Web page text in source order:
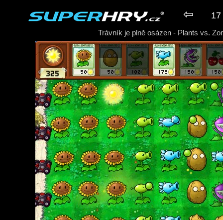
⇦
► Hra Plants vs. Zombies
Trávník je plně osázen - Plants vs.